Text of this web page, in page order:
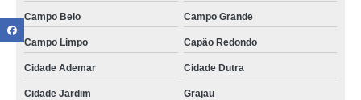
Campo Belo Campo Grande
Campo Limpo Capão Redondo
Cidade Ademar Cidade Dutra
Cidade Jardim Grajau